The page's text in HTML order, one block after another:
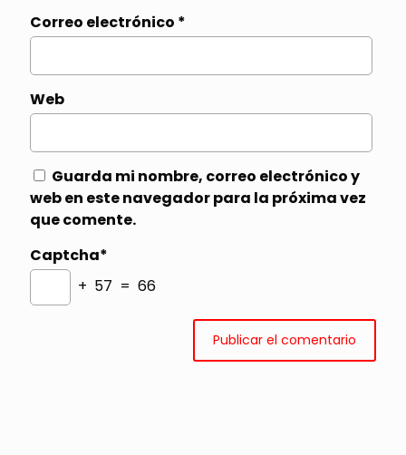
Correo electrónico *
Web
Guarda mi nombre, correo electrónico y
web en este navegador para la próxima vez
que comente.
Captcha*
+ 57 = 66